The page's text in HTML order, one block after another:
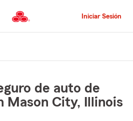
al
contenido
principal
Iniciar Sesión
de auto de
Mason City, Illinois